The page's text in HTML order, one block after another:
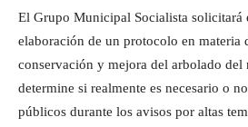
El Grupo Municipal Socialista solicitará
elaboración de un protocolo en materia
conservación y mejora del arbolado del
determine si realmente es necesario o
públicos durante los avisos por altas